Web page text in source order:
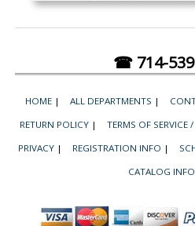
☎ 714-
HOME | ALL DEPARTMENTS |
RETURN POLICY | TERMS OF SERVICE
PRIVACY | REGISTRATION INFO |
CATALOG INFO